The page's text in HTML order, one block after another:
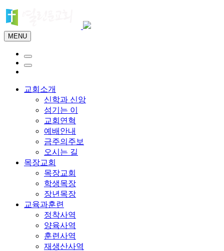
MENU
교회소개
신학과 신앙
섬기는 이
교회연혁
예배안내
금주의주보
오시는 길
목장교회
목장교회
학생목장
장년목장
교육과훈련
정착사역
양육사역
훈련사역
재생산사역